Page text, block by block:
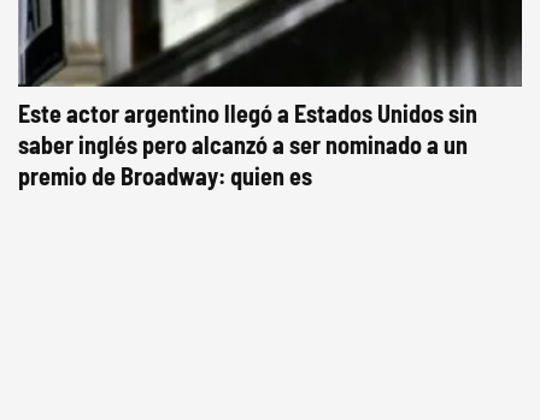
Este actor argentino llegó a Estados Unidos sin
saber inglés pero alcanzó a ser nominado a un
premio de Broadway: quien es